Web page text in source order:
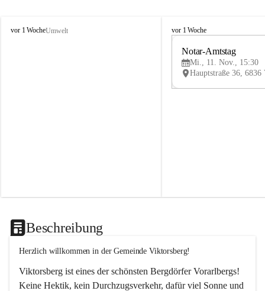
V
vor 1 WocheUmwelt
V
vor 1 Woche
Notar-Amtstag
Mi., 11. Nov., 15:30
Beschreibung
Herzlich willkommen in der Gemeinde Viktorsberg!
Viktorsberg ist eines der schönsten Bergdörfer Vorarlbergs!
Keine Hektik, kein Durchzugsverkehr, dafür viel Sonne und